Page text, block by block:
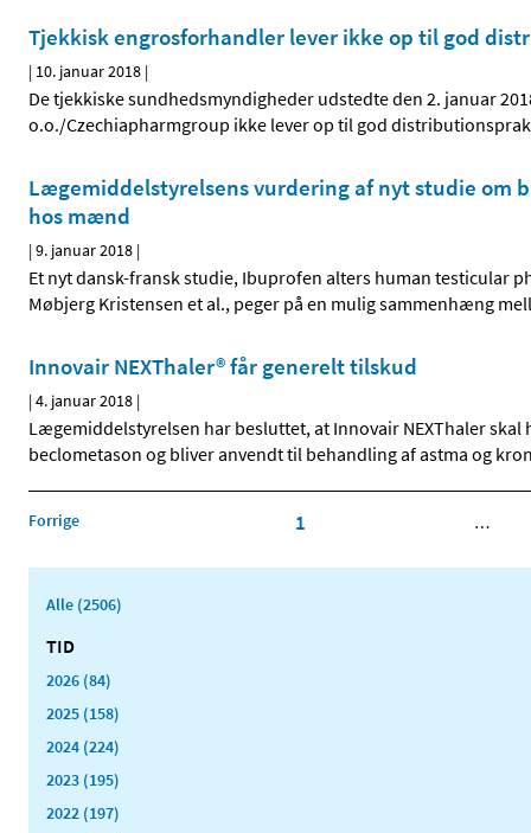
Tjekkisk engrosforhandler lever ikke op til god
| 10. januar 2018 |
De tjekkiske sundhedsmyndigheder udstedte den 2. januar
o.o./Czechiapharmgroup ikke lever op til god
Lægemiddelstyrelsens vurdering af nyt studie om
hos mænd
|9. januar 2018 |
Et nyt dansk-fransk studie, Ibuprofen alters human testicular
Møbjerg Kristensen et al., peger på en mulig sammenhæng
Innovair NEXThaler® får generelt tilskud
|4. januar 2018 |
Lægemiddelstyrelsen har besluttet, at Innovair NEXThaler
beclometason og bliver anvendt til behandling af astma og
Forrige 1 …
Alle (2506)
TID
2026 (84)
2025 (158)
2024 (224)
2023 (195)
2022 (197)